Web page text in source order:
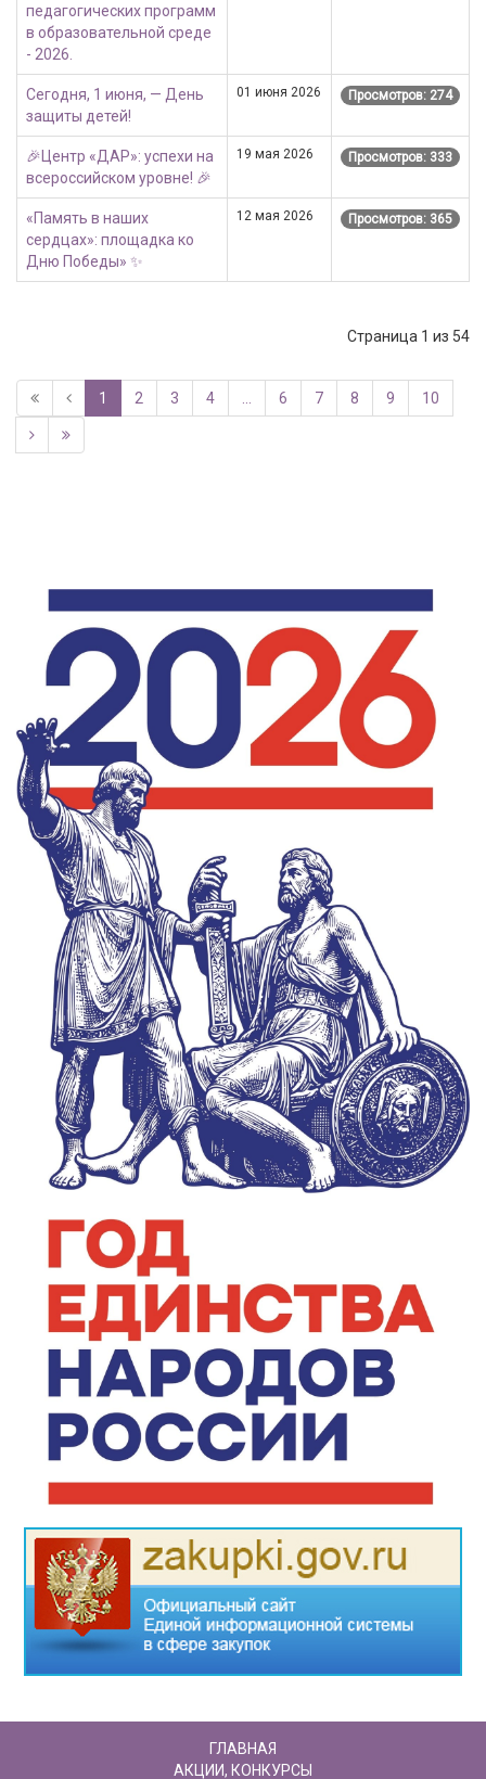
педагогических программ
в образовательной среде
- 2026.
Сегодня, 1 июня, — День
защиты детей!
01 июня 2026 Просмотров: 274
🎉Центр «ДАР»: успехи на
всероссийском уровне! 🎉
19 мая 2026 Просмотров: 333
«Память в наших
сердцах»: площадка ко
Дню Победы» ✨
12 мая 2026 Просмотров: 365
Страница 1 из 54
1 2 3 4 6 7 8 9 10
ГЛАВНАЯ
АКЦИИ, КОНКУРСЫ